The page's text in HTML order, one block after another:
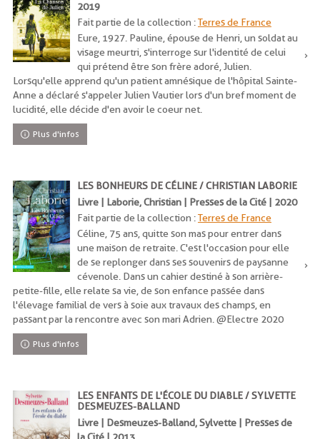
2019
Fait partie de la collection :Terres de France
Eure, 1927. Pauline, épouse de Henri, un soldat au
visage meurtri, s'interroge sur l'identité de celui
qui prétend être son frère adoré, Julien.
Lorsqu'elle apprend qu'un patient amnésique de l'hôpital Sainte-
Anne a déclaré s'appeler Julien Vautier lors d'un bref moment de
lucidité, elle décide d'en avoir le coeur net.
Plus d'infos
LES BONHEURS DE CÉLINE / CHRISTIAN LABORIE
Livre | Laborie, Christian | Presses de la Cité | 2020
Fait partie de la collection :Terres de France
Céline, 75 ans, quitte son mas pour entrer dans
une maison de retraite. C'est l'occasion pour elle
de se replonger dans ses souvenirs de paysanne
cévenole. Dans un cahier destiné à son arrière-
petite-fille, elle relate sa vie, de son enfance passée dans
l'élevage familial de vers à soie aux travaux des champs, en
passant par la rencontre avec son mari Adrien. @Electre 2020
Plus d'infos
LES ENFANTS DE L'ÉCOLE DU DIABLE / SYLVETTE
DESMEUZES-BALLAND
Livre | Desmeuzes-Balland, Sylvette | Presses de